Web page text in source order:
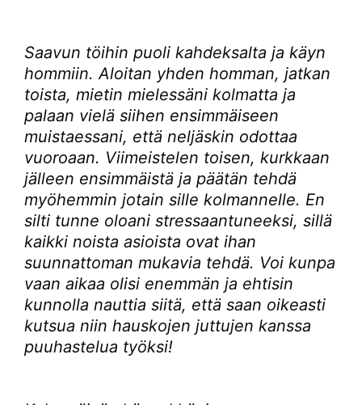
Saavun töihin puoli kahdeksalta ja käyn
hommiin. Aloitan yhden homman, jatkan
toista, mietin mielessäni kolmatta ja
palaan vielä siihen ensimmäiseen
muistaessani, että neljäskin odottaa
vuoroaan. Viimeistelen toisen, kurkkaan
jälleen ensimmäistä ja päätän tehdä
myöhemmin jotain sille kolmannelle. En
silti tunne oloani stressaantuneeksi, sillä
kaikki noista asioista ovat ihan
suunnattoman mukavia tehdä. Voi kunpa
vaan aikaa olisi enemmän ja ehtisin
kunnolla nauttia siitä, että saan oikeasti
kutsua niin hauskojen juttujen kanssa
puuhastelua työksi!